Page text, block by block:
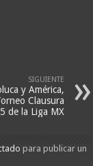
SIGUIENTE
y América,
Clausura
de la Liga MX
para publicar un